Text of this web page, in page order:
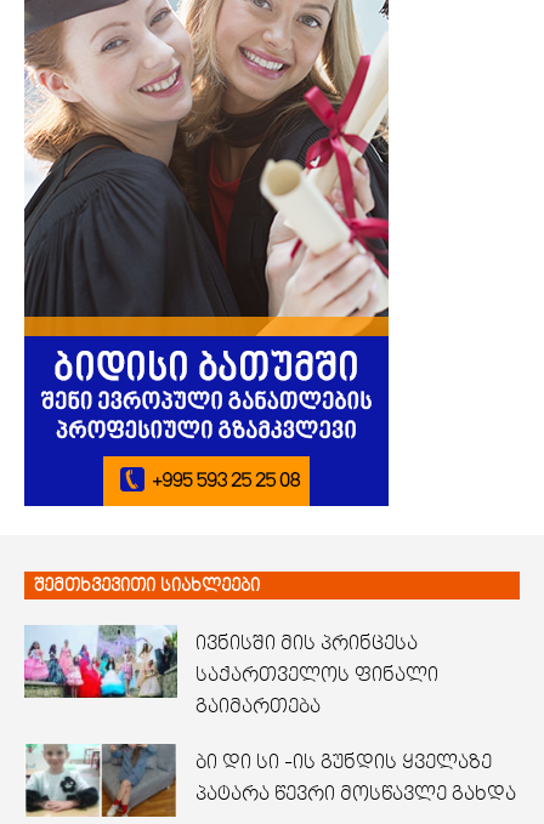
შემთხვევითი სიახლეები
ივნისში მის პრინცესა
საქართველოს ფინალი
გაიმართება
ბი დი სი -ის გუნდის ყველაზე
პატარა წევრი მოსწავლე გახდა